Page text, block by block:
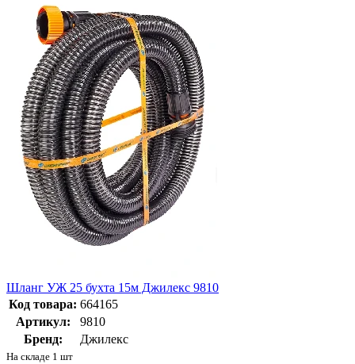
Шланг УЖ 25 бухта 15м Джилекс 9810
Код товара: 664165
Артикул:
9810
Бренд:
Джилекс
На складе 1 шт